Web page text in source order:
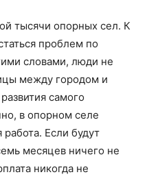
тысячи опорных сел. К
проблем по
словами, люди не
между городом и
самого
в опорном селе
Если будут
месяцев ничего не
никогда не